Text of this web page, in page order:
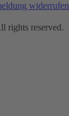
widerrufen
rights reserved.